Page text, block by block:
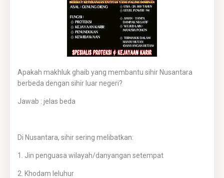
Apakah makhluk ghaib yang membantu sihir Nusantara
berbeda dengan sihir luar negeri?
Jawab : jelas beda
Di Nusantara, sihir sering melibatkan:
1. Jin penguasa wilayah/danyangan setempat
2. Khodam leluhur